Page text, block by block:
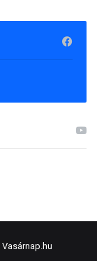
Vasárnap.hu